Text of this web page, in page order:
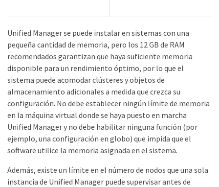
Unified Manager se puede instalar en sistemas con una
pequeña cantidad de memoria, pero los 12 GB de RAM
recomendados garantizan que haya suficiente memoria
disponible para un rendimiento óptimo, por lo que el
sistema puede acomodar clústeres y objetos de
almacenamiento adicionales a medida que crezca su
configuración. No debe establecer ningún límite de memoria
en la máquina virtual donde se haya puesto en marcha
Unified Manager y no debe habilitar ninguna función (por
ejemplo, una configuración en globo) que impida que el
software utilice la memoria asignada en el sistema.
Además, existe un límite en el número de nodos que una sola
instancia de Unified Manager puede supervisar antes de